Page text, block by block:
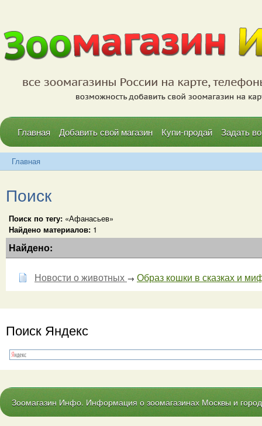
Главная Добавить свой магазин Купи-продай Задать
Главная
Поиск
Поиск по тегу: «Афанасьев»
Найдено материалов: 1
Найдено:
Новости о животных → Образ кошки в сказках и
Поиск Яндекс
Зоомагазин Инфо. Информация о зоомагазинах Москвы и